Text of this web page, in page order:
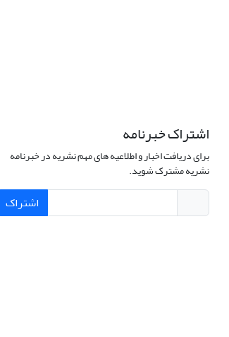
اشتراک خبرنامه
برای دریافت اخبار و اطلاعیه های مهم نشریه در خبرنامه
نشریه مشترک شوید.
اشتراک